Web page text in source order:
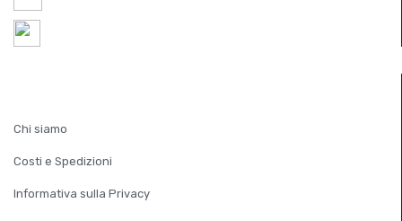
Chi siamo
Costi e Spedizioni
Informativa sulla Privacy